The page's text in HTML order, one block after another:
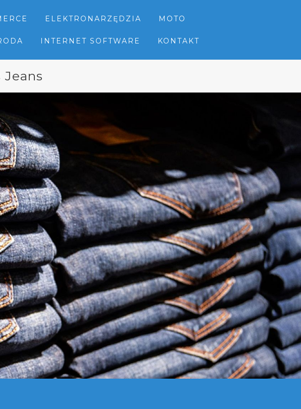
ELEKTRONARZĘDZIA MOTO
INTERNET SOFTWARE KONTAKT